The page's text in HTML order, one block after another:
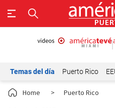
Temas del día Puerto Rico
Home > Puerto Rico